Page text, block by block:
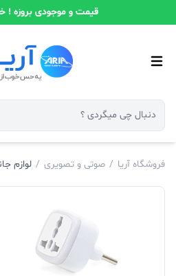
قیمت و موجودی بروزه !
فروشگاه آریا / صوتی و تصویری / لوازم